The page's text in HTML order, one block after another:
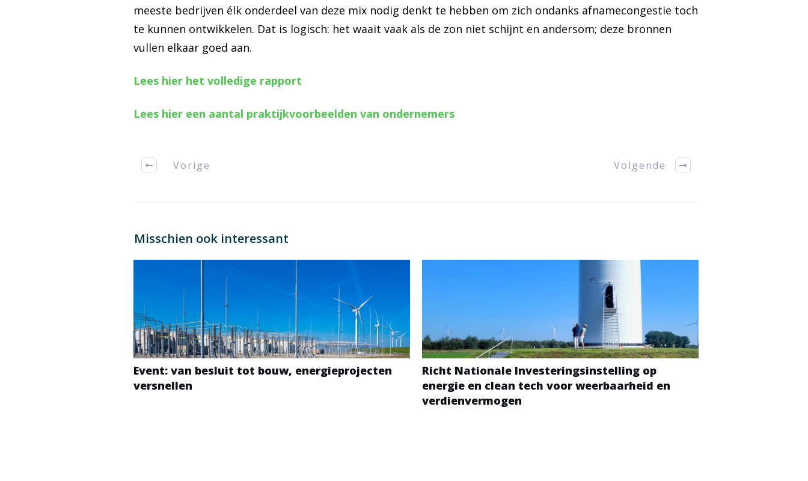
meeste bedrijven élk onderdeel van deze mix nodig denkt te hebben om zich ondanks afnamecongestie toch
te kunnen ontwikkelen. Dat is logisch: het waait vaak als de zon niet schijnt en andersom; deze bronnen
vullen elkaar goed aan.
Lees hier het volledige rapport
Lees hier een aantal praktijkvoorbeelden van ondernemers
Vorige Volgende
Misschien ook interessant
Event: van besluit tot bouw, energieprojecten
versnellen
Richt Nationale Investeringsinstelling op
energie en clean tech voor weerbaarheid en
verdienvermogen